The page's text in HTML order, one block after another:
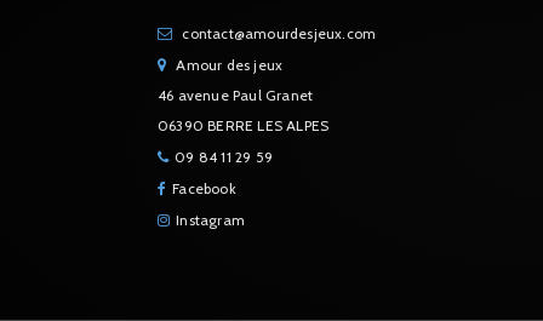
contact@amourdesjeux.com
Amour des jeux
46 avenue Paul Granet
06390 BERRE LES ALPES
09 84 11 29 59
Facebook
Instagram